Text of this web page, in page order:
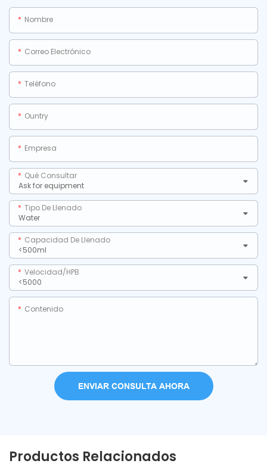
Nombre
Correo Electrónico
Teléfono
Ountry
Empresa
Qué Consultar
Tipo De Llenado
Capacidad De Llenado
Velocidad/HPB
Contenido
ENVIAR CONSULTA AHORA
Productos Relacionados